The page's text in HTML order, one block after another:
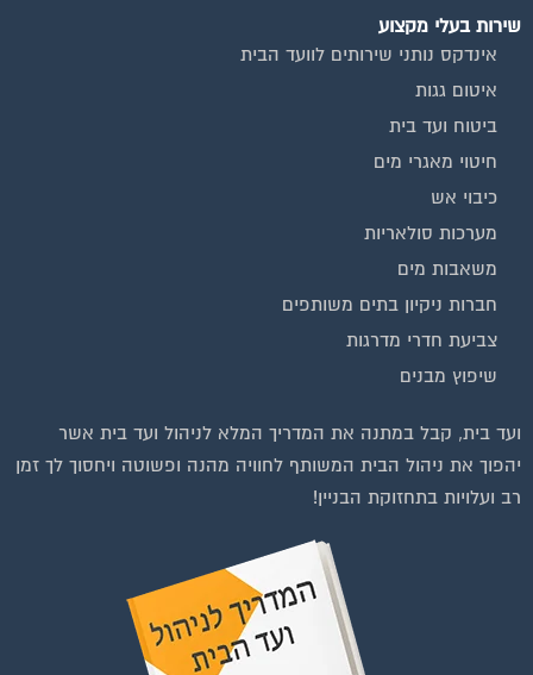
שירות בעלי מקצוע
אינדקס נותני שירותים לוועד הבית
איטום גגות
ביטוח ועד בית
חיטוי מאגרי מים
כיבוי אש
מערכות סולאריות
משאבות מים
חברות ניקיון בתים משותפים
צביעת חדרי מדרגות
שיפוץ מבנים
ועד בית, קבל במתנה את המדריך המלא לניהול ועד בית אשר
יהפוך את ניהול הבית המשותף לחוויה מהנה ופשוטה ויחסוך לך זמן
רב ועלויות בתחזוקת הבניין!